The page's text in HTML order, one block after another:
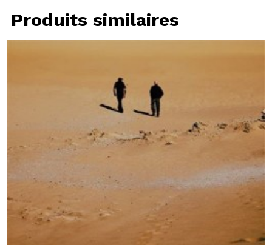
Produits similaires